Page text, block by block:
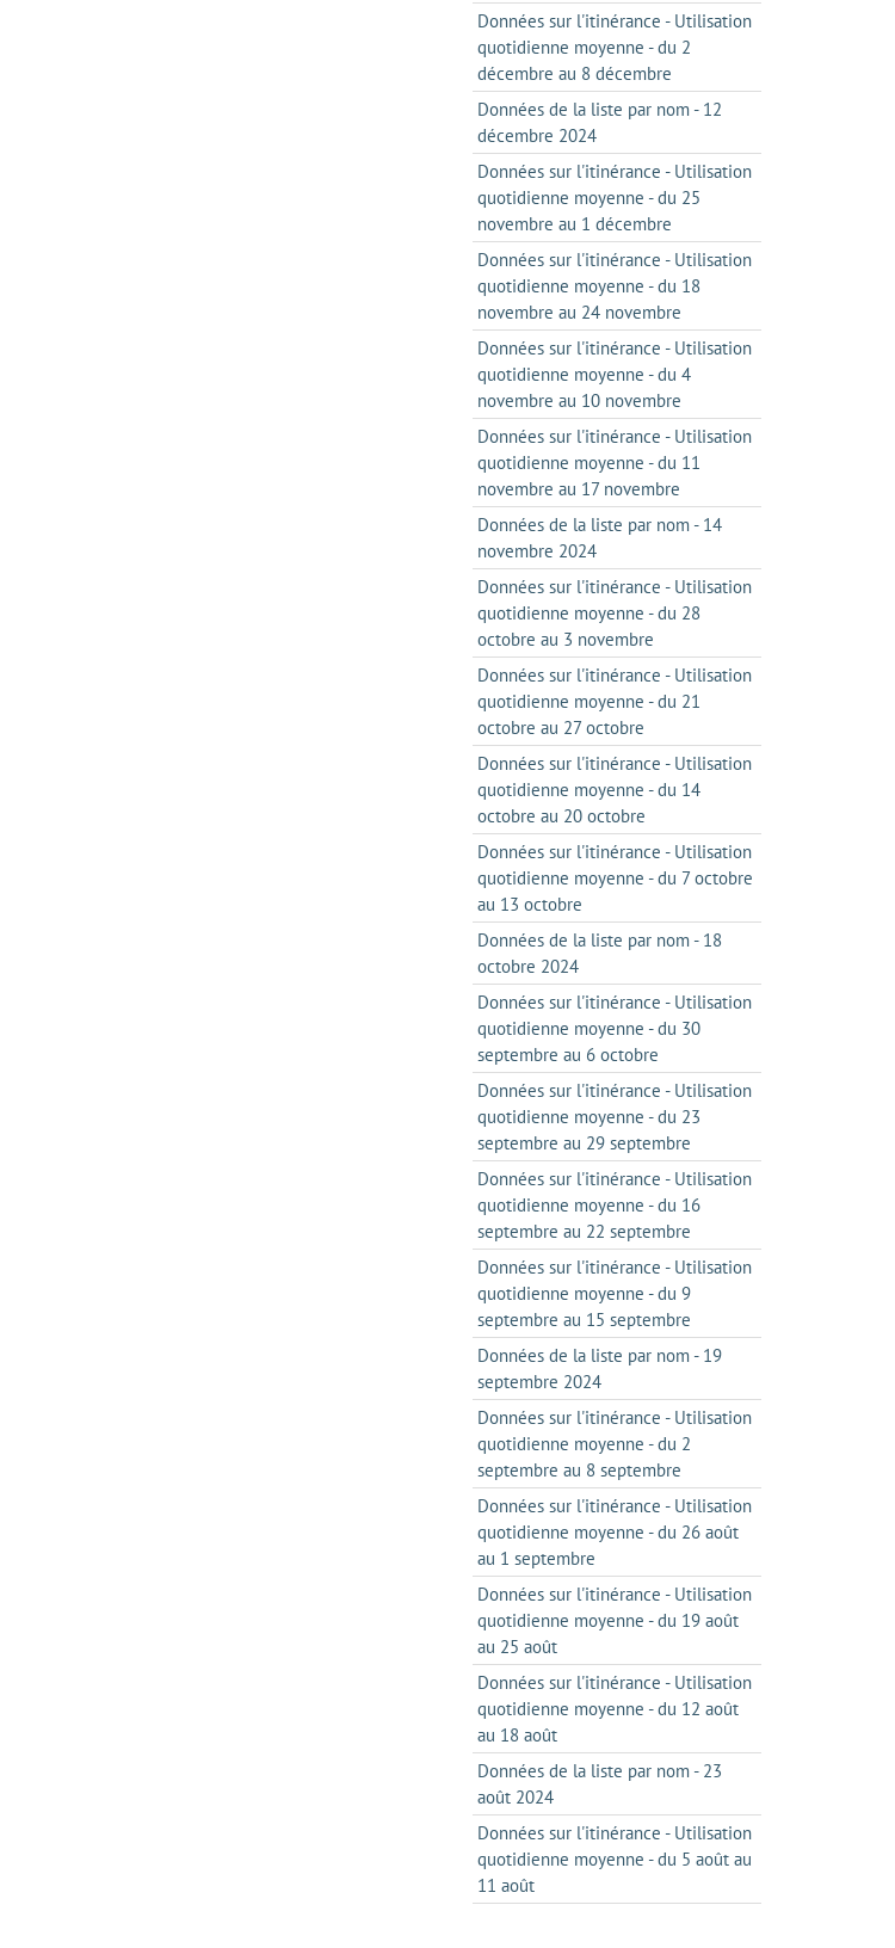
Données sur l'itinérance - Utilisation
quotidienne moyenne - du 2
décembre au 8 décembre
Données de la liste par nom - 12
décembre 2024
Données sur l'itinérance - Utilisation
quotidienne moyenne - du 25
novembre au 1 décembre
Données sur l'itinérance - Utilisation
quotidienne moyenne - du 18
novembre au 24 novembre
Données sur l'itinérance - Utilisation
quotidienne moyenne - du 4
novembre au 10 novembre
Données sur l'itinérance - Utilisation
quotidienne moyenne - du 11
novembre au 17 novembre
Données de la liste par nom - 14
novembre 2024
Données sur l'itinérance - Utilisation
quotidienne moyenne - du 28
octobre au 3 novembre
Données sur l'itinérance - Utilisation
quotidienne moyenne - du 21
octobre au 27 octobre
Données sur l'itinérance - Utilisation
quotidienne moyenne - du 14
octobre au 20 octobre
Données sur l'itinérance - Utilisation
quotidienne moyenne - du 7 octobre
au 13 octobre
Données de la liste par nom - 18
octobre 2024
Données sur l'itinérance - Utilisation
quotidienne moyenne - du 30
septembre au 6 octobre
Données sur l'itinérance - Utilisation
quotidienne moyenne - du 23
septembre au 29 septembre
Données sur l'itinérance - Utilisation
quotidienne moyenne - du 16
septembre au 22 septembre
Données sur l'itinérance - Utilisation
quotidienne moyenne - du 9
septembre au 15 septembre
Données de la liste par nom - 19
septembre 2024
Données sur l'itinérance - Utilisation
quotidienne moyenne - du 2
septembre au 8 septembre
Données sur l'itinérance - Utilisation
quotidienne moyenne - du 26 août
au 1 septembre
Données sur l'itinérance - Utilisation
quotidienne moyenne - du 19 août
au 25 août
Données sur l'itinérance - Utilisation
quotidienne moyenne - du 12 août
au 18 août
Données de la liste par nom - 23
août 2024
Données sur l'itinérance - Utilisation
quotidienne moyenne - du 5 août au
11 août